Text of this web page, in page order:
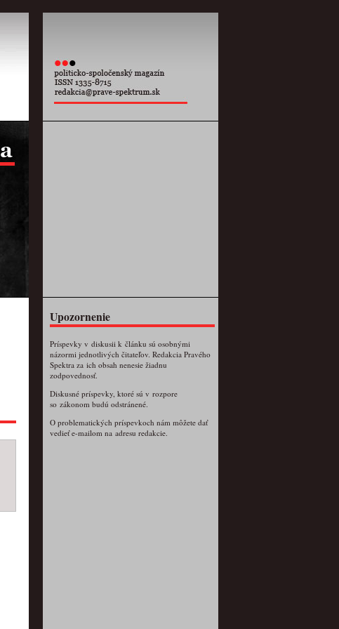
Upozornenie
Príspevky v diskusii k článku sú osobnými
názormi jednotlivých čitateľov. Redakcia Pravého
Spektra za ich obsah nenesie žiadnu
zodpovednosť.
Diskusné príspevky, ktoré sú v rozpore
so zákonom budú odstránené.
O problematických príspevkoch nám môžete dať
vedieť e-mailom na adresu redakcie.